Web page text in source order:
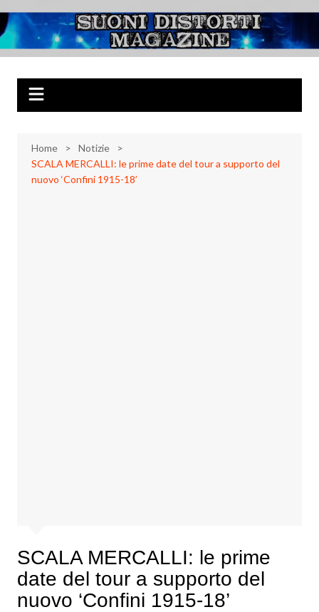
al
contenuto
Suoni Distorti
Magazine
Musica Rock, Metal, Punk e varie sonorità alternative
Home
Notizie
SCALA MERCALLI: le prime date del tour a supporto del
nuovo ‘Confini 1915-18’
SCALA MERCALLI: le prime
date del tour a supporto del
nuovo ‘Confini 1915-18’